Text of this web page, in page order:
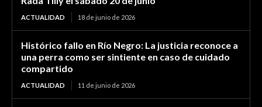
ACTUALIDAD 18 de junio de 2026
Histórico fallo en Río Negro: La justicia reconoce a
una perra como ser sintiente en caso de cuidado
compartido
ACTUALIDAD 11 de junio de 2026